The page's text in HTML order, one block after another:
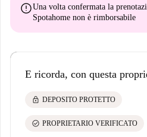
errorUna volta confermata la
Spotahome non è rimborsabile
E ricorda, con questa
lock DEPOSITO PROTETTO
check_circle PROPRIETARIO VERIFICATO